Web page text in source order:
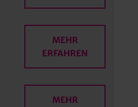
MEHR
ERFAHREN
MEHR